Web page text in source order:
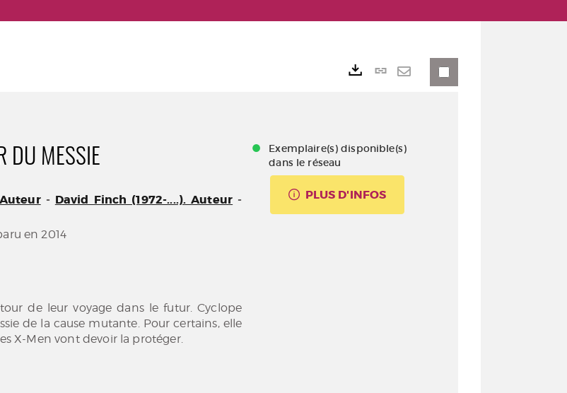
DU MESSIE
- David Finch (1972-....). Auteur -
en 2014
de leur voyage dans le futur. Cyclope
de la cause mutante. Pour certains, elle
X-Men vont devoir la protéger.
Lien
fenêtre)
mail
Exemplaire(s) disponible(s)
dans le réseau
PLUS D'INFOS